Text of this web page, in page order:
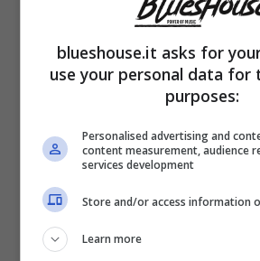
Questasceltaè stata
Spazzini, imprenditore
personalizzatoper
della vita
l’allenamento e la cura della
blueshouse.it asks for
use your personal data for
purposes:
Personalised advertising and
content measurement, audience
services development
Store and/or access information
Learn more